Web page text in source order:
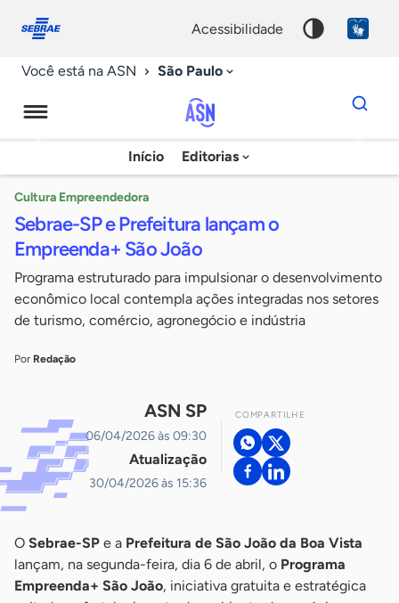
conosco
acessibilidade
Você está na ASN São Paulo
Agência
Sebrae
Notícias
Início Editorias
Dados
para
chave
Cultura Empreendedora
Sebrae-SP e Prefeitura lançam o
Empreenda+ São João
Programa estruturado para impulsionar o desenvolvimento
econômico local contempla ações integradas nos setores
de turismo, comércio, agronegócio e indústria
Por Redação
ASN SP
06/04/2026 às 09:30
Atualização
30/04/2026 às 15:36
COMPARTILHE
O Sebrae-SP e a Prefeitura de São João da Boa Vista
lançam, na segunda-feira, dia 6 de abril, o Programa
Empreenda+ São João, iniciativa gratuita e estratégica